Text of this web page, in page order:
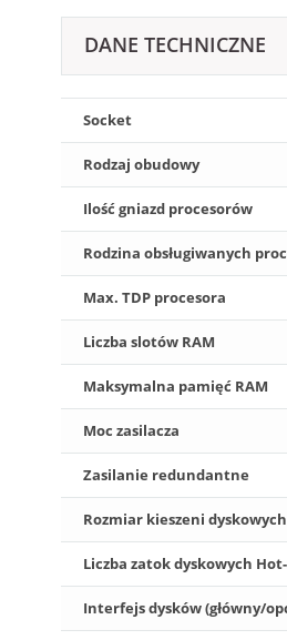
DANE TECHNICZNE
Socket
Rodzaj obudowy
Ilość gniazd procesorów
Rodzina obsługiwanych
Max. TDP procesora
Liczba slotów RAM
Maksymalna pamięć RAM
Moc zasilacza
Zasilanie redundantne
Rozmiar kieszeni dyskowych
Liczba zatok dyskowych
Interfejs dysków (główny/